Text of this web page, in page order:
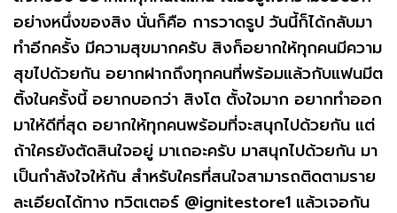
อย่างหนึ่งของสิง นั่นก็คือ การวาดรูป วันนี้ก็ได้กลับมา
ทำอีกครั้ง มีความสุขมากครับ สิงก็อยากให้ทุกคนมีความ
สุขไปด้วยกัน อยากฝากถึงทุกคนที่พร้อมแล้วกับแฟนมีต
ติ้งในครั้งนี้ อยากบอกว่า สิงโต ตั้งใจมาก อยากทำออก
มาให้ดีที่สุด อยากให้ทุกคนพร้อมที่จะสนุกไปด้วยกัน แต่
ถ้าใครยังตัดสินใจอยู่ มาเถอะครับ มาสนุกไปด้วยกัน มา
เป็นกำลังใจให้กัน สำหรับใครที่สนใจสามารถติดตามราย
ละเอียดได้ทาง ทวิตเตอร์ @ignitestore1 แล้วเจอกัน